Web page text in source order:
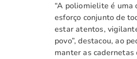
“A poliomielite é uma
esforço conjunto de
estar atentos,
povo”, destacou, ao
manter as cadernetas